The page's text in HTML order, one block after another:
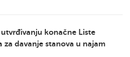
konačne Liste
za davanje stanova u najam